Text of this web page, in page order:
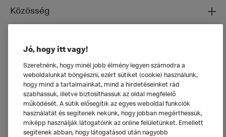
Közösség
Általános
Jó, hogy itt vagy!
Szeretnénk, hogy minél jobb élmény legyen számodra a
weboldalunkat böngészni, ezért sütiket (cookie) használunk,
hogy mind a tartalmainkat, mind a hirdetéseinket rád
szabhassuk, illetve biztosíthassuk az oldal megfelelő
működését. A sütik elősegítik az egyes weboldal funkciók
használatát és segítenek nekünk, hogy jobban megérthessük,
miképp használják látogatóink az online felületünket. Emellett
segítenek abban, hogy látogatásod után nagyobb